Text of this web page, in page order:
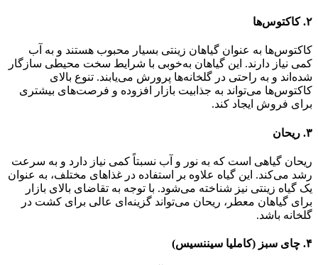
۲. کاکتوس‌ها
کاکتوس‌ها به عنوان گیاهان زینتی بسیار محبوب هستند و به آب
کمی نیاز دارند. این گیاهان به‌خوبی با شرایط سخت محیطی سازگار
شده‌اند و به راحتی در گلخانه‌ها پرورش می‌یابند. تنوع بالای
کاکتوس‌ها می‌تواند به جذابیت بازار افزوده و فرصت‌های بیشتری
برای فروش ایجاد کند.
۳. ریحان
ریحان گیاهی است که به نور و آب نسبتاً کمی نیاز دارد و به سرعت
رشد می‌کند. این گیاه علاوه بر استفاده در غذاهای مختلف، به عنوان
یک گیاه زینتی نیز شناخته می‌شود. با توجه به تقاضای بالای بازار
برای گیاهان معطر، ریحان می‌تواند گزینه‌ای عالی برای کشت در
گلخانه باشد.
۴. چای سبز (کاملیا سیننسیس)